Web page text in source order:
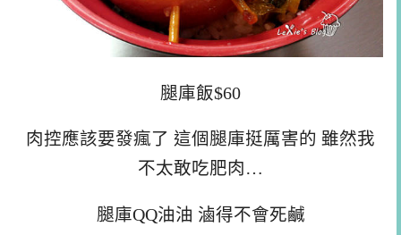
腿庫飯$60
肉控應該要發瘋了 這個腿庫挺厲害的 雖然我
不太敢吃肥肉…
腿庫QQ油油 滷得不會死鹹